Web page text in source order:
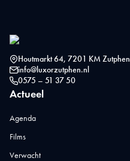
Houtmarkt 64, 7201 KM Zutphen
info@luxorzutphen.nl
0575 – 51 37 50
Actueel
Agenda
Films
Verwacht